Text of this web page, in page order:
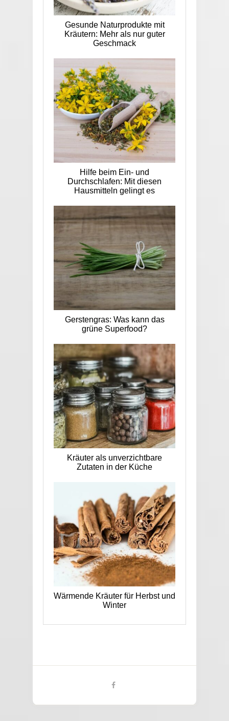
Gesunde Naturprodukte mit
Kräutern: Mehr als nur guter
Geschmack
Hilfe beim Ein- und
Durchschlafen: Mit diesen
Hausmitteln gelingt es
Gerstengras: Was kann das
grüne Superfood?
Kräuter als unverzichtbare
Zutaten in der Küche
Wärmende Kräuter für Herbst und
Winter